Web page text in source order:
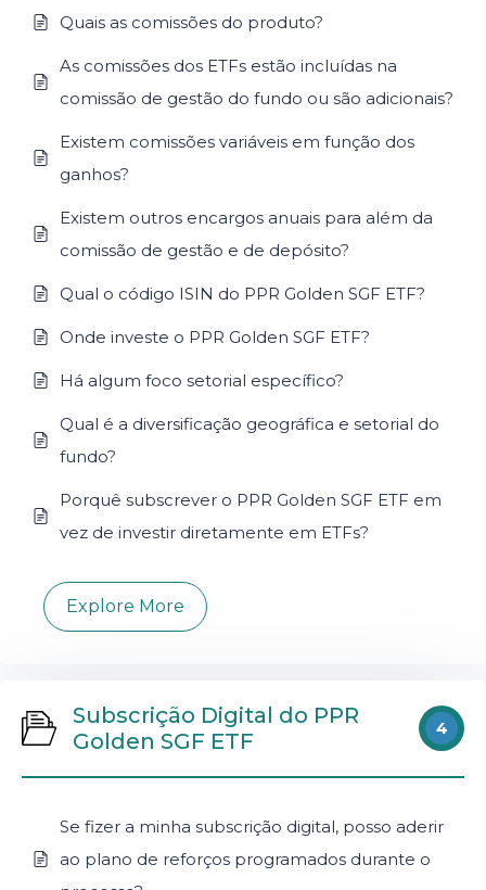
Quais as comissões do produto?
As comissões dos ETFs estão incluídas na
comissão de gestão do fundo ou são adicionais?
Existem comissões variáveis em função dos
ganhos?
Existem outros encargos anuais para além da
comissão de gestão e de depósito?
Qual o código ISIN do PPR Golden SGF ETF?
Onde investe o PPR Golden SGF ETF?
Há algum foco setorial específico?
Qual é a diversificação geográfica e setorial do
fundo?
Porquê subscrever o PPR Golden SGF ETF em
vez de investir diretamente em ETFs?
Explore More
Subscrição Digital do PPR
Golden SGF ETF
4
Se fizer a minha subscrição digital, posso aderir
ao plano de reforços programados durante o